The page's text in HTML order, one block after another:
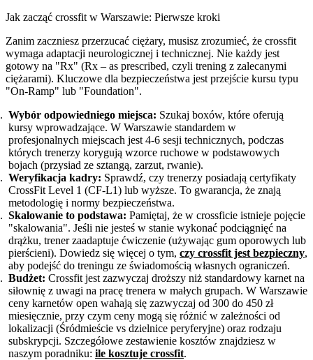
Jak zacząć crossfit w Warszawie: Pierwsze kroki
Zanim zaczniesz przerzucać ciężary, musisz zrozumieć, że crossfit
wymaga adaptacji neurologicznej i technicznej. Nie każdy jest
gotowy na "Rx" (Rx – as prescribed, czyli trening z zalecanymi
ciężarami). Kluczowe dla bezpieczeństwa jest przejście kursu typu
"On-Ramp" lub "Foundation".
Wybór odpowiedniego miejsca: Szukaj boxów, które oferują
kursy wprowadzające. W Warszawie standardem w
profesjonalnych miejscach jest 4-6 sesji technicznych, podczas
których trenerzy korygują wzorce ruchowe w podstawowych
bojach (przysiad ze sztangą, zarzut, rwanie).
Weryfikacja kadry: Sprawdź, czy trenerzy posiadają certyfikaty
CrossFit Level 1 (CF-L1) lub wyższe. To gwarancja, że znają
metodologię i normy bezpieczeństwa.
Skalowanie to podstawa: Pamiętaj, że w crossficie istnieje pojęcie
"skalowania". Jeśli nie jesteś w stanie wykonać podciągnięć na
drążku, trener zaadaptuje ćwiczenie (używając gum oporowych lub
pierścieni). Dowiedz się więcej o tym, czy crossfit jest bezpieczny,
aby podejść do treningu ze świadomością własnych ograniczeń.
Budżet: Crossfit jest zazwyczaj droższy niż standardowy karnet na
siłownię z uwagi na pracę trenera w małych grupach. W Warszawie
ceny karnetów open wahają się zazwyczaj od 300 do 450 zł
miesięcznie, przy czym ceny mogą się różnić w zależności od
lokalizacji (Śródmieście vs dzielnice peryferyjne) oraz rodzaju
subskrypcji. Szczegółowe zestawienie kosztów znajdziesz w
naszym poradniku: ile kosztuje crossfit.